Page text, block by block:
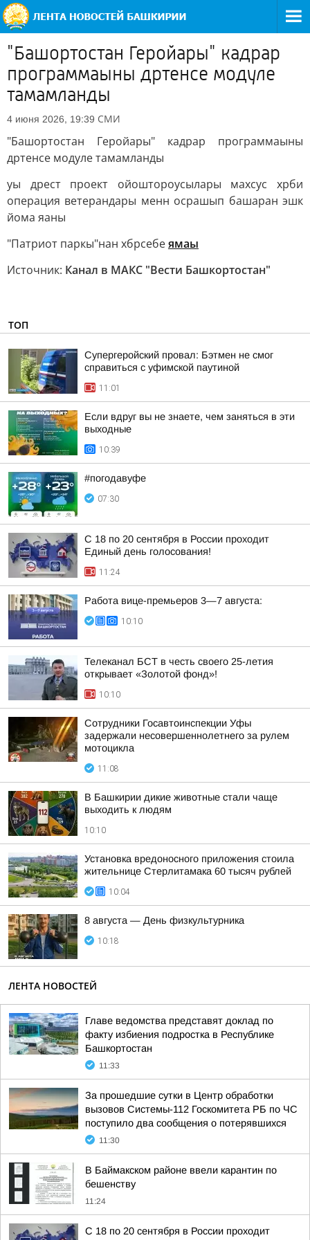
"Башортостан Геройары" кадрар
программаыны дртенсе модуле
тамамланды
4 июня 2026, 19:39 СМИ
"Башортостан Геройары" кадрар программаыны
дртенсе модуле тамамланды
уы дрест проект ойоштороусылары махсус хрби
операция ветерандары менн осрашып башаран эшк
йома яаны
"Патриот паркы"нан хбрсебеямаы
Источник: Канал в МАКС "Вести Башкортостан"
ТОП
Супергеройский провал: Бэтмен не смог
справиться с уфимской паутиной
11:01
Если вдруг вы не знаете, чем заняться в эти
выходные
10:39
#погодавуфе
07:30
С 18 по 20 сентября в России проходит
Единый день голосования!
11:24
Работа вице-премьеров 3—7 августа:
10:10
Телеканал БСТ в честь своего 25-летия
открывает «Золотой фонд»!
10:10
Сотрудники Госавтоинспекции Уфы
задержали несовершеннолетнего за рулем
мотоцикла
11:08
В Башкирии дикие животные стали чаще
выходить к людям
10:10
Установка вредоносного приложения стоила
жительнице Стерлитамака 60 тысяч рублей
10:04
8 августа — День физкультурника
10:18
ЛЕНТА НОВОСТЕЙ
Главе ведомства представят доклад по
факту избиения подростка в Республике
Башкортостан
11:33
За прошедшие сутки в Центр обработки
вызовов Системы-112 Госкомитета РБ по ЧС
поступило два сообщения о потерявшихся
11:30
В Баймакском районе ввели карантин по
бешенству
11:24
С 18 по 20 сентября в России проходит